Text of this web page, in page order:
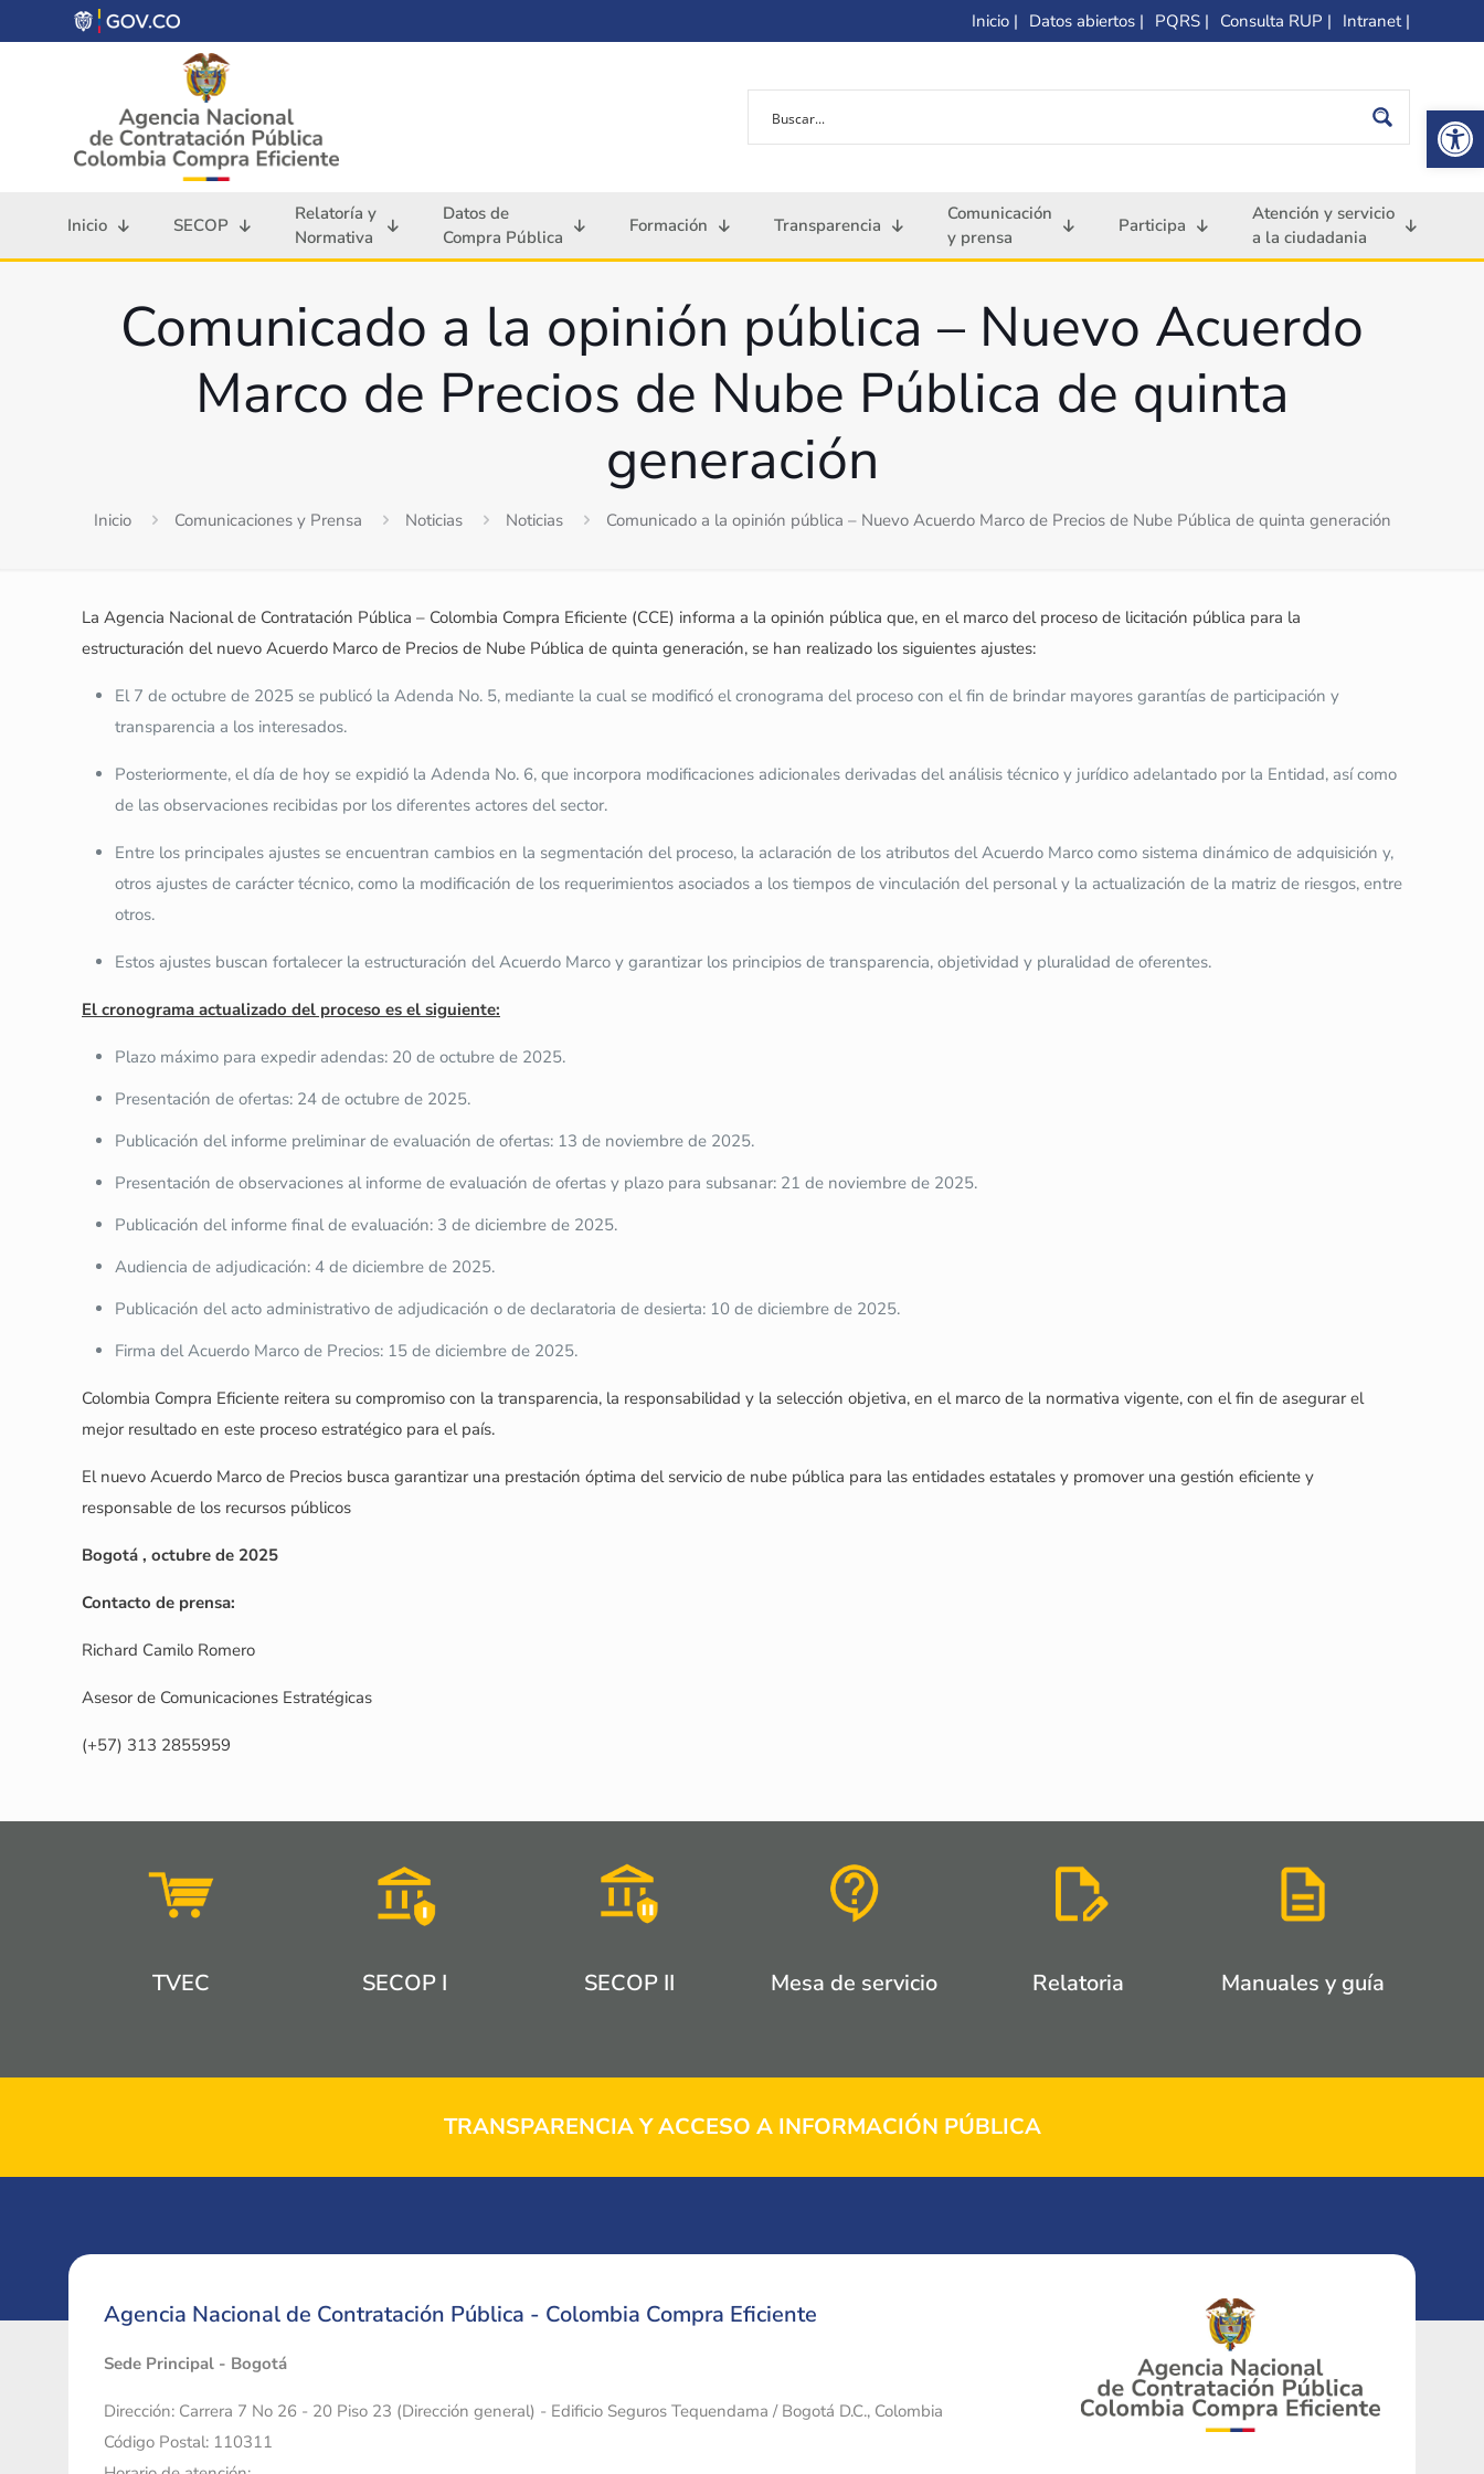
Inicio | Datos abiertos | PQRS | Consulta RUP | Intranet |
Inicio SECOP
Relatoría y
Normativa
Datos de
Compra Pública
Formación Transparencia
Comunicación
y prensa
Participa
Atención y servicio
a la ciudadania
Comunicado a la opinión pública – Nuevo Acuerdo
Marco de Precios de Nube Pública de quinta
generación
Inicio Comunicaciones y Prensa Noticias Noticias Comunicado a la opinión pública – Nuevo Acuerdo Marco de Precios de Nube Pública de quinta generación
La Agencia Nacional de Contratación Pública – Colombia Compra Eficiente (CCE) informa a la opinión pública que, en el marco del proceso de licitación pública para la
estructuración del nuevo Acuerdo Marco de Precios de Nube Pública de quinta generación, se han realizado los siguientes ajustes:
El 7 de octubre de 2025 se publicó la Adenda No. 5, mediante la cual se modificó el cronograma del proceso con el fin de brindar mayores garantías de participación y
transparencia a los interesados.
Posteriormente, el día de hoy se expidió la Adenda No. 6, que incorpora modificaciones adicionales derivadas del análisis técnico y jurídico adelantado por la Entidad, así como
de las observaciones recibidas por los diferentes actores del sector.
Entre los principales ajustes se encuentran cambios en la segmentación del proceso, la aclaración de los atributos del Acuerdo Marco como sistema dinámico de adquisición y,
otros ajustes de carácter técnico, como la modificación de los requerimientos asociados a los tiempos de vinculación del personal y la actualización de la matriz de riesgos, entre
otros.
Estos ajustes buscan fortalecer la estructuración del Acuerdo Marco y garantizar los principios de transparencia, objetividad y pluralidad de oferentes.
El cronograma actualizado del proceso es el siguiente:
Plazo máximo para expedir adendas: 20 de octubre de 2025.
Presentación de ofertas: 24 de octubre de 2025.
Publicación del informe preliminar de evaluación de ofertas: 13 de noviembre de 2025.
Presentación de observaciones al informe de evaluación de ofertas y plazo para subsanar: 21 de noviembre de 2025.
Publicación del informe final de evaluación: 3 de diciembre de 2025.
Audiencia de adjudicación: 4 de diciembre de 2025.
Publicación del acto administrativo de adjudicación o de declaratoria de desierta: 10 de diciembre de 2025.
Firma del Acuerdo Marco de Precios: 15 de diciembre de 2025.
Colombia Compra Eficiente reitera su compromiso con la transparencia, la responsabilidad y la selección objetiva, en el marco de la normativa vigente, con el fin de asegurar el
mejor resultado en este proceso estratégico para el país.
El nuevo Acuerdo Marco de Precios busca garantizar una prestación óptima del servicio de nube pública para las entidades estatales y promover una gestión eficiente y
responsable de los recursos públicos
Bogotá , octubre de 2025
Contacto de prensa:
Richard Camilo Romero
Asesor de Comunicaciones Estratégicas
(+57) 313 2855959
TVEC SECOP I SECOP II Mesa de servicio Relatoria Manuales y guía
TRANSPARENCIA Y ACCESO A INFORMACIÓN PÚBLICA
Agencia Nacional de Contratación Pública - Colombia Compra Eficiente
Sede Principal - Bogotá
Dirección: Carrera 7 No 26 - 20 Piso 23 (Dirección general) - Edificio Seguros Tequendama / Bogotá D.C., Colombia
Código Postal: 110311